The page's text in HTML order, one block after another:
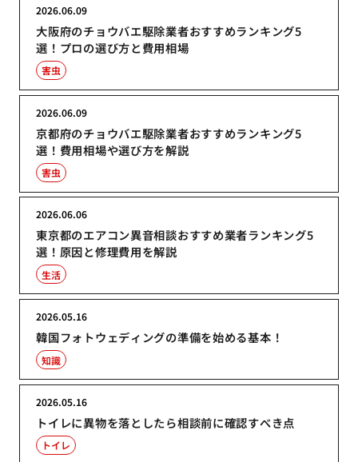
大阪府のチョウバエ駆除業者おすすめランキング5
選！プロの選び方と費用相場
2026.06.09
害虫
京都府のチョウバエ駆除業者おすすめランキング5
選！費用相場や選び方を解説
2026.06.09
害虫
東京都のエアコン異音相談おすすめ業者ランキング5
選！原因と修理費用を解説
2026.06.06
生活
韓国フォトウェディングの準備を始める基本！
2026.05.16
知識
トイレに異物を落としたら相談前に確認すべき点
2026.05.16
トイレ